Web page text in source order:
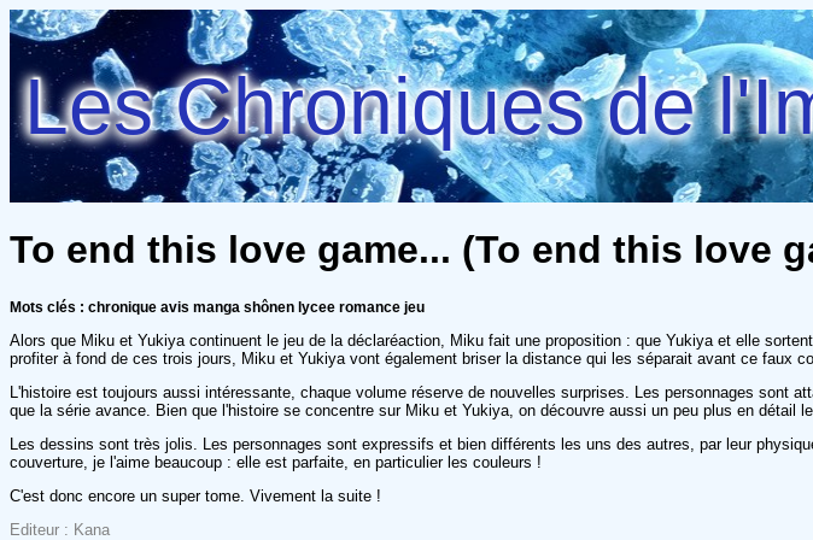
Les Chroniques de
To end this love game... (To end this love
Mots clés : chronique avis manga shônen lycee romance jeu
Alors que Miku et Yukiya continuent le jeu de la déclaréaction, Miku fait une proposition : que Yukiya et elle
profiter à fond de ces trois jours, Miku et Yukiya vont également briser la distance qui les séparait avant ce faux
L'histoire est toujours aussi intéressante, chaque volume réserve de nouvelles surprises. Les personnages
que la série avance. Bien que l'histoire se concentre sur Miku et Yukiya, on découvre aussi un peu plus en détail
Les dessins sont très jolis. Les personnages sont expressifs et bien différents les uns des autres, par leur
couverture, je l'aime beaucoup : elle est parfaite, en particulier les couleurs !
C'est donc encore un super tome. Vivement la suite !
Editeur : Kana